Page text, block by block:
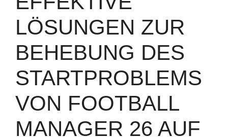
LÖSUNGEN ZUR
BEHEBUNG DES
STARTPROBLEMS
VON FOOTBALL
MANAGER 26 AUF